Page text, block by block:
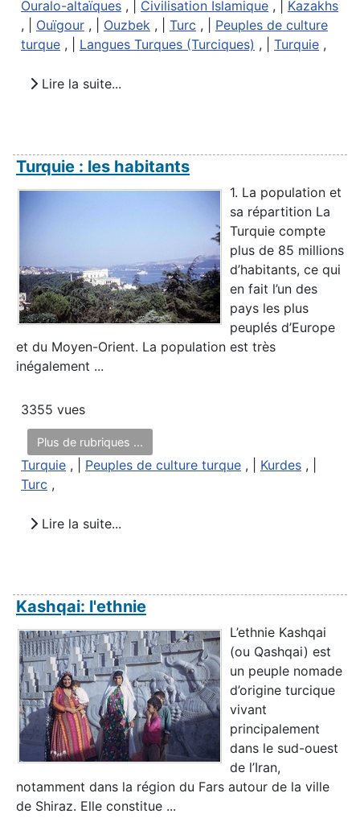
Ouralo-altaïques , | Civilisation Islamique , | Kazakhs
, | Ouïgour , | Ouzbek , | Turc , | Peuples de culture
turque , | Langues Turques (Turciques) , | Turquie ,
Lire la suite...
Turquie : les habitants
1. La population et
sa répartition La
Turquie compte
plus de 85 millions
d’habitants, ce qui
en fait l’un des
pays les plus
peuplés d’Europe
et du Moyen-Orient. La population est très
inégalement ...
3355 vues
Plus de rubriques ...
Turquie , | Peuples de culture turque , | Kurdes , |
Turc ,
Lire la suite...
Kashqai: l'ethnie
L’ethnie Kashqai
(ou Qashqai) est
un peuple nomade
d’origine turcique
vivant
principalement
dans le sud-ouest
de l’Iran,
notamment dans la région du Fars autour de la ville
de Shiraz. Elle constitue ...